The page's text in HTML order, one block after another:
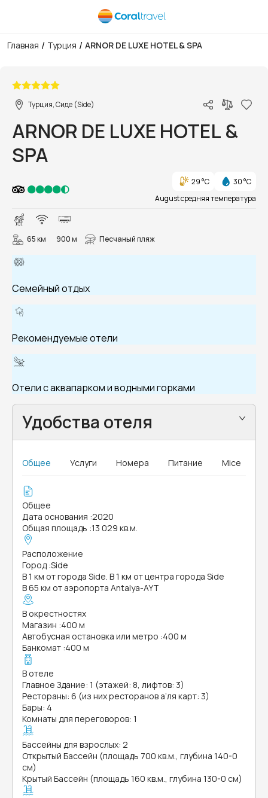
Главная / Турция / ARNOR DE LUXE HOTEL & SPA
Турция, Сиде (Side)
ARNOR DE LUXE HOTEL &
SPA
29 °C
30 °C
August средняя температура
65 км 900 м Песчаный пляж
Семейный отдых
Рекомендуемые отели
Отели с аквапарком и водными горками
Удобства отеля
Общее Услуги Номера Питание Mice
Общее
Дата основания :2020
Общая площадь :13 029 кв.м.
Расположение
Город :Side
В 1 км от города Side. В 1 км от центра города Side
В 65 км от аэропорта Antalya-AYT
В окрестностях
Магазин :400 м
Автобусная остановка или метро :400 м
Банкомат :400 м
В отеле
Главное Здание: 1 (этажей: 8, лифтов: 3)
Рестораны: 6 (из них ресторанов а’ля карт: 3)
Бары: 4
Комнаты для переговоров: 1
Бассейны для взрослых: 2
Открытый Бассейн (площадь 700 кв.м., глубина 140-0
см)
Крытый Бассейн (площадь 160 кв.м., глубина 130-0 см)